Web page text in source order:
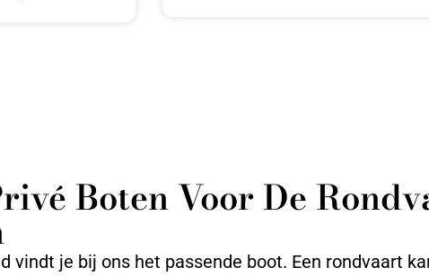
Boten Voor De
vindt je bij ons het passende boot. Een rondvaart